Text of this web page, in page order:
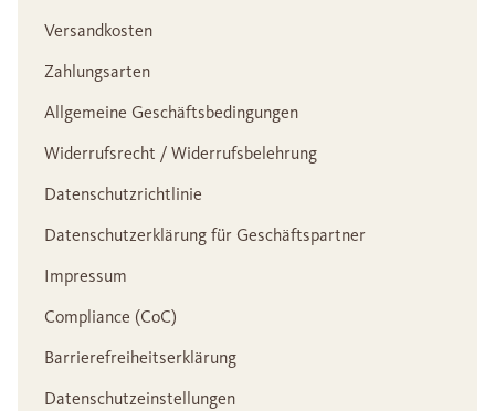
Versandkosten
Zahlungsarten
Allgemeine Geschäftsbedingungen
Widerrufsrecht / Widerrufsbelehrung
Datenschutzrichtlinie
Datenschutzerklärung für Geschäftspartner
Impressum
Compliance (CoC)
Barrierefreiheitserklärung
Datenschutzeinstellungen